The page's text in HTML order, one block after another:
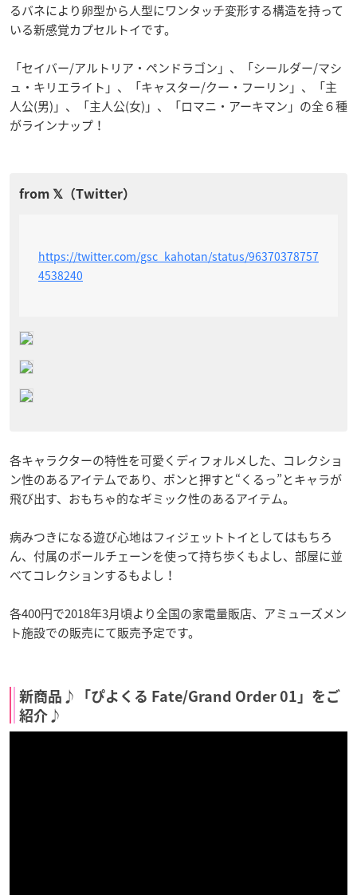
るバネにより卵型から人型にワンタッチ変形する構造を持って
いる新感覚カプセルトイです。
「セイバー/アルトリア・ペンドラゴン」、「シールダー/マシ
ュ・キリエライト」、「キャスター/クー・フーリン」、「主
人公(男)」、「主人公(女)」、「ロマニ・アーキマン」の全６種
がラインナップ！
https://twitter.com/gsc_kahotan/status/96370378757
4538240
各キャラクターの特性を可愛くディフォルメした、コレクショ
ン性のあるアイテムであり、ポンと押すと“くるっ”とキャラが
飛び出す、おもちゃ的なギミック性のあるアイテム。
病みつきになる遊び心地はフィジェットトイとしてはもちろ
ん、付属のボールチェーンを使って持ち歩くもよし、部屋に並
べてコレクションするもよし！
各400円で2018年3月頃より全国の家電量販店、アミューズメン
ト施設での販売にて販売予定です。
新商品♪「ぴよくる Fate/Grand Order 01」をご
紹介♪